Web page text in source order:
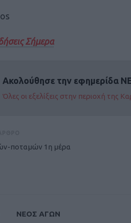
Σήμερα
Ακολούθησε την εφημερίδα
Όλες οι εξελίξεις στην περιοχή της
ποταμών 1η μέρα
ΝΕΟΣ ΑΓΩΝ